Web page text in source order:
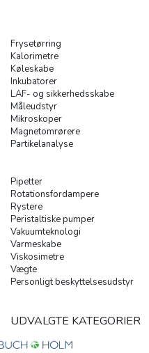
Frysetørring
Kalorimetre
Køleskabe
Inkubatorer
LAF- og sikkerhedsskabe
Måleudstyr
Mikroskoper
Magnetomrørere
Partikelanalyse
Pipetter
Rotationsfordampere
Rystere
Peristaltiske pumper
Vakuumteknologi
Varmeskabe
Viskosimetre
Vægte
Personligt beskyttelsesudstyr
UDVALGTE KATEGORIER